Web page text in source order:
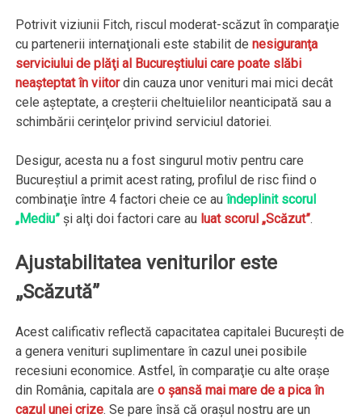
Potrivit viziunii Fitch, riscul moderat-scăzut în comparaţie
cu partenerii internaţionali este stabilit denesiguranţa
serviciului de plăţi al Bucureştiului care poate slăbi
neaşteptat în viitordin cauza unor venituri mai mici decât
cele aşteptate, a creşterii cheltuielilor neanticipată sau a
schimbării cerinţelor privind serviciul datoriei.
Desigur, acesta nu a fost singurul motiv pentru care
Bucureştiul a primit acest rating, profilul de risc fiind o
combinaţie între 4 factori cheie ce auîndeplinit scorul
„Mediu” şi alţi doi factori care au luat scorul „Scăzut”.
Ajustabilitatea veniturilor este
„Scăzută”
Acest calificativ reflectă capacitatea capitalei București de
a genera venituri suplimentare în cazul unei posibile
recesiuni economice. Astfel, în comparaţie cu alte oraşe
din România, capitala areo şansă mai mare de a pica în
cazul unei crize. Se pare însă că oraşul nostru are un